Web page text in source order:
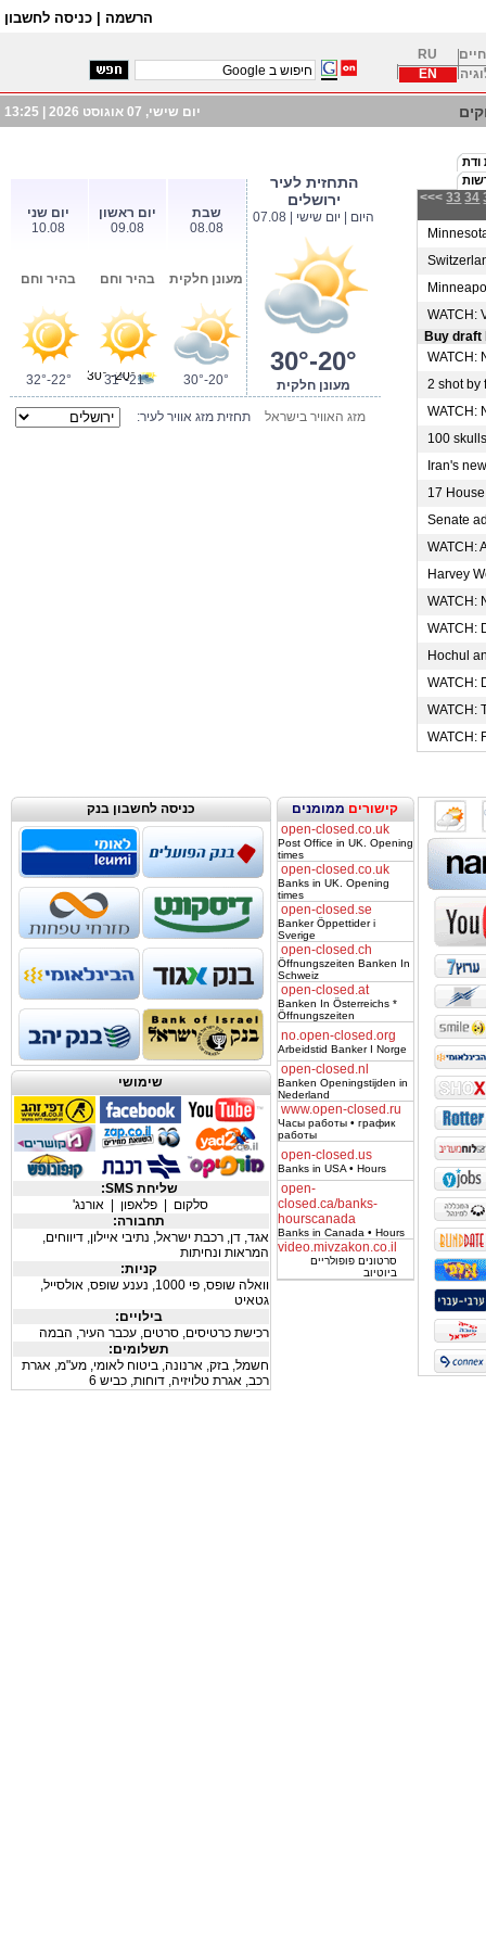
הרשמה | כניסה לחשבון
RU
EN
יום שישי, 07 אוגוסט 2026 | 13:25
ודת
<<<33 34
WATCH:
Buy draft
WATCH:
2 shot by
WATCH:
100
Iran's
17
Senate
WATCH:
Harvey
WATCH:
WATCH:
Hochul
WATCH:
WATCH:
WATCH:
יום שני
10.08
בהיר וחם
32°-22°
יום ראשון
09.08
בהיר וחם
31°-21°
שבת
08.08
מעונן חלקית
30°-20°
התחזית לעיר
ירושלים
היום | יום שישי | 07.08
30°-20°
מעונן חלקית
תחזית מזג אוויר לעיר: מזג האוויר בישראל
כניסה לחשבון בנק
שימושי
שליחת SMS:
סלקום
פלאפון
אורנג'
תחבורה:
אגד, דן, רכבת ישראל, נתיבי איילון, דיווחים,
המראות ונחיתות
קניות:
וואלה שופס, פי 1000 , נענע שופס, אולסייל,
גטאיט
בילויים:
רכישת כרטיסים, סרטים, עכבר העיר, הבמה
תשלומים:
חשמל, בזק, ארנונה, ביטוח לאומי, מע"מ, אגרת
רכב, אגרת טלויזיה, דוחות, כביש 6
קישורים ממומנים
open-closed.co.uk
Post Office in UK. Opening
times
open-closed.co.uk
Banks in UK. Opening
times
open-closed.se
Banker Öppettider i
Sverige
open-closed.ch
Öffnungszeiten Banken In
Schweiz
open-closed.at
Banken In Österreichs *
Öffnungszeiten
no.open-closed.org
Arbeidstid Banker I Norge
open-closed.nl
Banken Openingstijden in
Nederland
www.open-closed.ru
Часы работы • график
работы
open-closed.us
Banks in USA • Hours
open-
closed.ca/banks-
hourscanada
Banks in Canada • Hours
video.mivzakon.co.il
סרטונים פופולריים
ביוטיוב
20°- 30°